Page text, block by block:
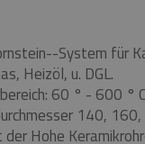
System für
Heizöl, u. DGL.
60 ° - 600 °
140,
Hohe